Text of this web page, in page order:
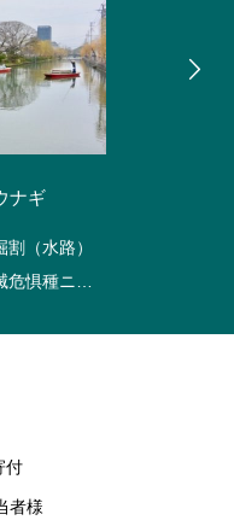
ナギ
（水路）
危惧種ニホ
付
者様